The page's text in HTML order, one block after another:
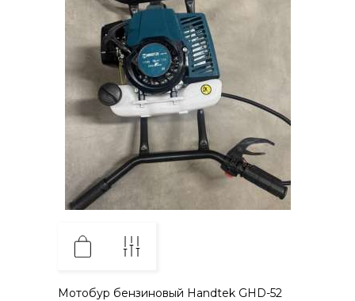
Мотобур бензиновый Handtek GHD-52